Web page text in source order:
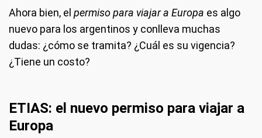
Ahora bien, el permiso para viajar a Europa es algo
nuevo para los argentinos y conlleva muchas
dudas: ¿cómo se tramita? ¿Cuál es su vigencia?
¿Tiene un costo?
ETIAS: el nuevo permiso para viajar a
Europa